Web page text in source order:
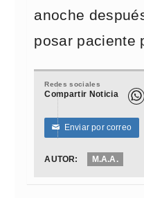
anoche
posar paciente
Redes sociales
Compartir Noticia
✉ Enviar por correo
AUTOR: M.A.A.